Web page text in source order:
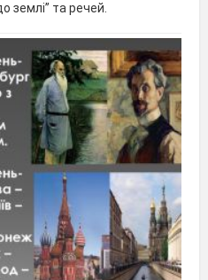
землі” та речей.